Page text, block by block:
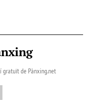
de Pànxing.net​